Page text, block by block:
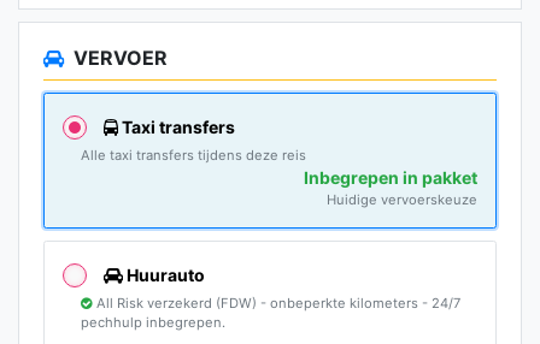
VERVOER
Taxi transfers
Alle taxi transfers tijdens deze reis
Inbegrepen in pakket
Huidige vervoerskeuze
Huurauto
All Risk verzekerd (FDW) - onbeperkte kilometers - 24/7
pechhulp inbegrepen.